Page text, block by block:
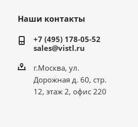
Наши контакты
+7 (495) 178-05-52
sales@vistl.ru
г.Москва, ул.
Дорожная д. 60, стр.
12, этаж 2, офис 220